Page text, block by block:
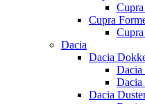
Cupra
Dacia
Dacia
Dacia
Dacia
Dacia